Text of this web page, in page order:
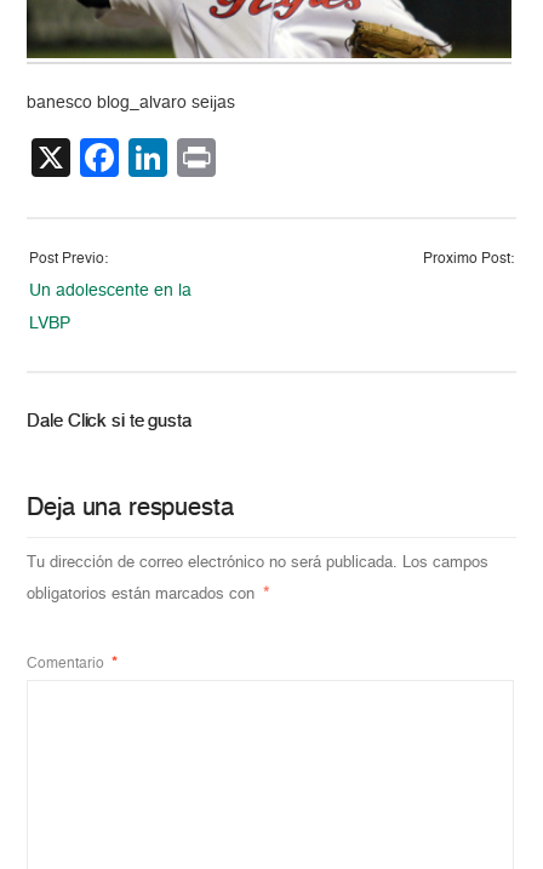
banesco blog_alvaro seijas
X Facebook
LinkedIn
Post Previo:
Un adolescente en la
LVBP
Proximo Post:
Dale Click si te gusta
Deja una respuesta
Tu dirección de correo electrónico no será publicada. Los campos
obligatorios están marcados con
*
Comentario *